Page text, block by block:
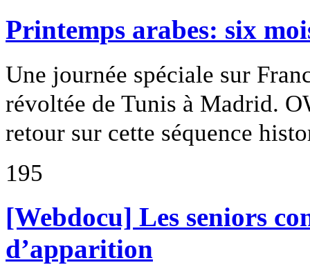
Printemps arabes: six
Une journée spéciale sur
révoltée de Tunis à Madrid.
retour sur cette séquence
195
[Webdocu] Les seniors
d’apparition